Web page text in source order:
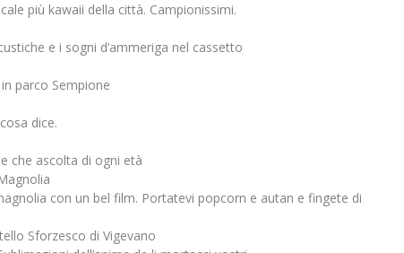
più kawaii della città. Campionissimi.
e i sogni d’ammeriga nel cassetto
parco Sempione
dice.
che ascolta di ogni età
con un bel film. Portatevi popcorn e autan e fingete di
Sforzesco di Vigevano